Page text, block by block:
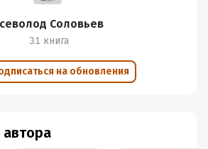
Соловьев
31 книга
на обновления
автора